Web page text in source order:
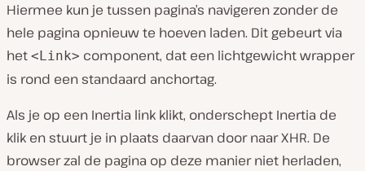
Hiermee kun je tussen pagina’s navigeren zonder de
hele pagina opnieuw te hoeven laden. Dit gebeurt via
het <Link> component, dat een lichtgewicht wrapper
is rond een standaard anchortag.
Als je op een Inertia link klikt, onderschept Inertia de
klik en stuurt je in plaats daarvan door naar XHR. De
browser zal de pagina op deze manier niet herladen,